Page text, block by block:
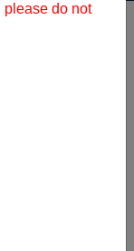
please do not